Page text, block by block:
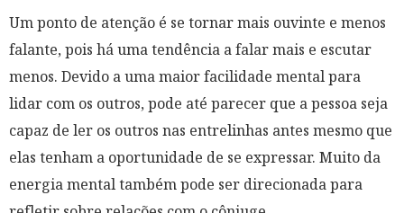
Um ponto de atenção é se tornar mais ouvinte e menos
falante, pois há uma tendência a falar mais e escutar
menos. Devido a uma maior facilidade mental para
lidar com os outros, pode até parecer que a pessoa seja
capaz de ler os outros nas entrelinhas antes mesmo que
elas tenham a oportunidade de se expressar. Muito da
energia mental também pode ser direcionada para